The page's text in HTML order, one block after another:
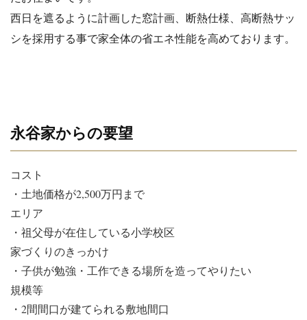
西日を遮るように計画した窓計画、断熱仕様、 高断熱サッ
シを採用する事で家全体の省エネ性能を高めております。
永谷家からの要望
コスト
・土地価格が2,500万円まで
エリア
・祖父母が在住している小学校区
家づくりのきっかけ
・子供が勉強・工作できる場所を造ってやりたい
規模等
・2間間口が建てられる敷地間口